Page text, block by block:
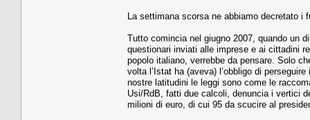
La settimana scorsa ne abbiamo decretato i
Tutto comincia nel giugno 2007, quando un
questionari inviati alle imprese e ai cittadini
popolo italiano, verrebbe da pensare. Solo
volta l’Istat ha (aveva) l’obbligo di
nostre latitudini le leggi sono come le
Usi/RdB, fatti due calcoli, denuncia i vertici
milioni di euro, di cui 95 da scucire al